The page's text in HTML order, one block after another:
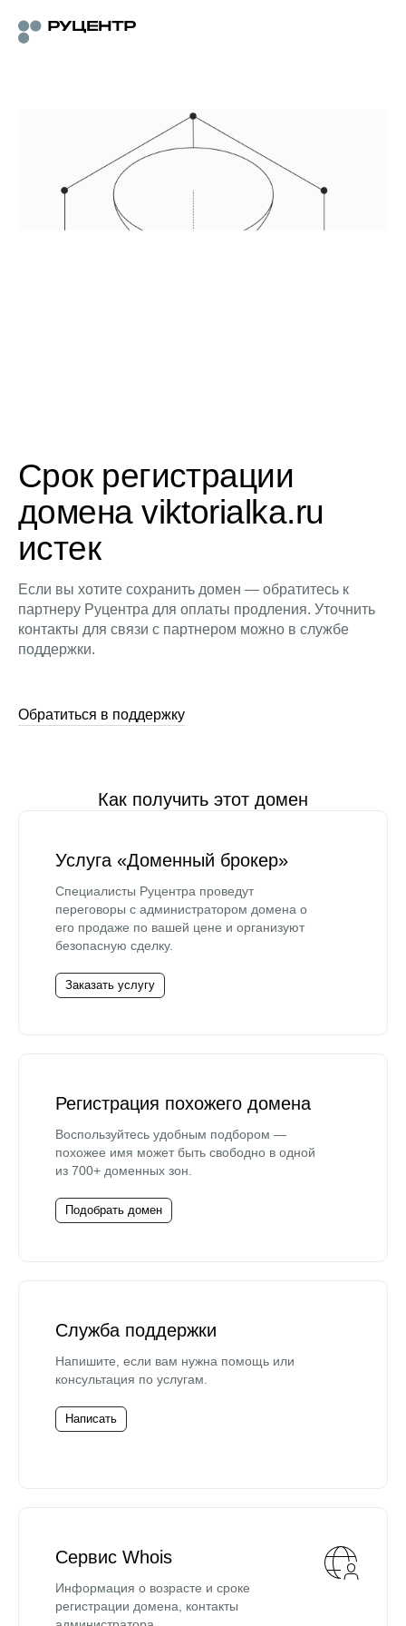
Срок регистрации
домена viktorialka.ru
истек
Если вы хотите сохранить домен — обратитесь к
партнеру Руцентра для оплаты продления. Уточнить
контакты для связи с партнером можно в службе
поддержки.
Обратиться в поддержку
Как получить этот домен
Услуга «Доменный брокер»
Специалисты Руцентра проведут
переговоры с администратором домена о
его продаже по вашей цене и организуют
безопасную сделку.
Заказать услугу
Регистрация похожего домена
Воспользуйтесь удобным подбором —
похожее имя может быть свободно в одной
из 700+ доменных зон.
Подобрать домен
Служба поддержки
Напишите, если вам нужна помощь или
консультация по услугам.
Написать
Сервис Whois
Информация о возрасте и сроке
регистрации домена, контакты